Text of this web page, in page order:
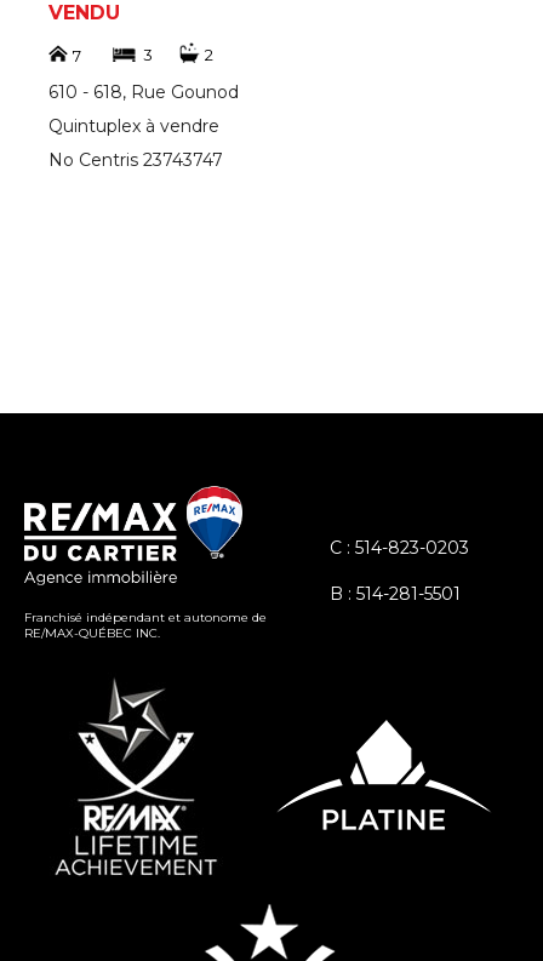
VENDU
7 3 2
610 - 618, Rue Gounod
Quintuplex à vendre
No Centris 23743747
Franchisé indépendant et autonome de
RE/MAX-QUÉBEC INC.
C : 514-823-0203
B : 514-281-5501